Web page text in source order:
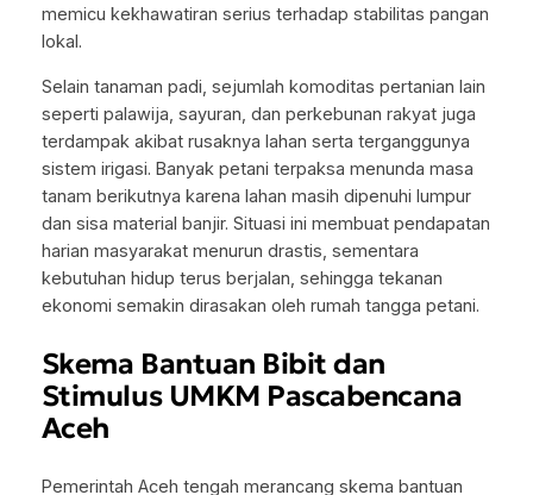
memicu kekhawatiran serius terhadap stabilitas pangan
lokal.
Selain tanaman padi, sejumlah komoditas pertanian lain
seperti palawija, sayuran, dan perkebunan rakyat juga
terdampak akibat rusaknya lahan serta terganggunya
sistem irigasi. Banyak petani terpaksa menunda masa
tanam berikutnya karena lahan masih dipenuhi lumpur
dan sisa material banjir. Situasi ini membuat pendapatan
harian masyarakat menurun drastis, sementara
kebutuhan hidup terus berjalan, sehingga tekanan
ekonomi semakin dirasakan oleh rumah tangga petani.
Skema Bantuan Bibit dan
Stimulus UMKM Pascabencana
Aceh
Pemerintah Aceh tengah merancang skema bantuan